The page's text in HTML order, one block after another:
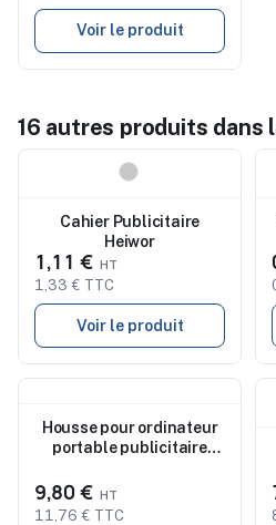
Voir le produit
16 autres produits dans
Cahier Publicitaire
Heiwor
1,11 €
1,33 € TTC
Voir le produit
Housse pour ordinateur
portable publicitaire
9,80 €
11,76 € TTC